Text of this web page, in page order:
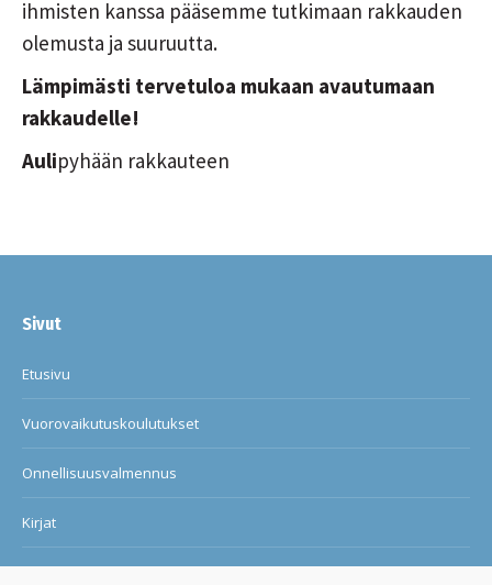
ihmisten kanssa pääsemme tutkimaan rakkauden
olemusta ja suuruutta.
Lämpimästi tervetuloa mukaan avautumaan
rakkaudelle!
Aulipyhään rakkauteen
Sivut
Etusivu
Vuorovaikutuskoulutukset
Onnellisuusvalmennus
Kirjat
Blogi